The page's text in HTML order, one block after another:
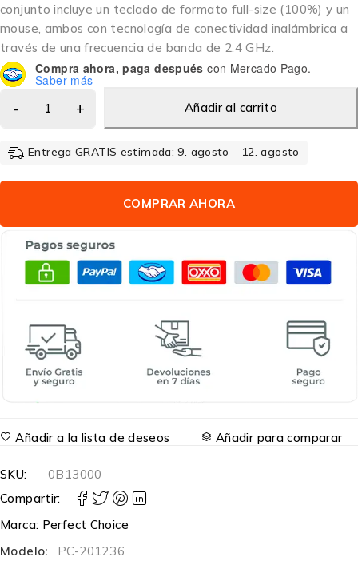
conjunto incluye un teclado de formato full-size (100%) y un
mouse, ambos con tecnología de conectividad inalámbrica a
través de una frecuencia de banda de 2.4 GHz.
Compra ahora, paga después con Mercado Pago.
Saber más
Añadir al carrito
Entrega GRATIS estimada: 9. agosto - 12. agosto
COMPRAR AHORA
Añadir a la lista de deseos Añadir para comparar
SKU:
0B13000
Compartir:
Marca: Perfect Choice
Modelo:
PC-201236